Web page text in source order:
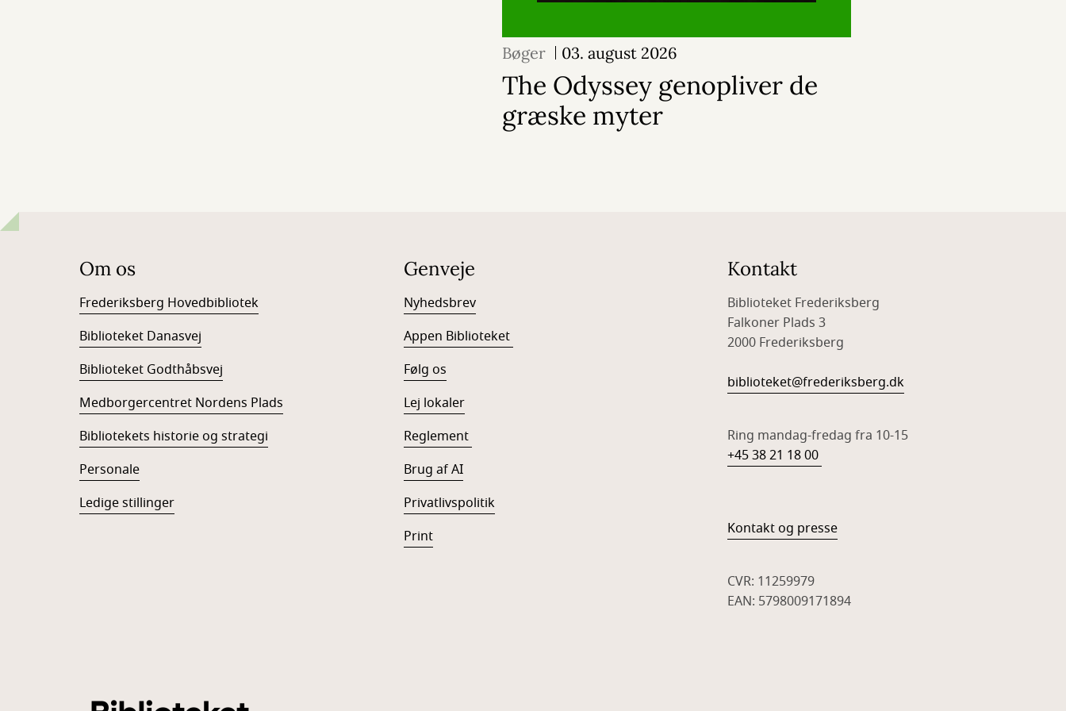
Bøger 03. august 2026
The Odyssey genopliver de
græske myter
Om os
Frederiksberg Hovedbibliotek
Biblioteket Danasvej
Biblioteket Godthåbsvej
Medborgercentret Nordens Plads
Bibliotekets historie og strategi
Personale
Ledige stillinger
Genveje
Nyhedsbrev
Appen Biblioteket
Følg os
Lej lokaler
Reglement
Brug af AI
Privatlivspolitik
Print
Kontakt
Biblioteket Frederiksberg
Falkoner Plads 3
2000 Frederiksberg
biblioteket@frederiksberg.dk
Ring mandag-fredag fra 10-15
+45 38 21 18 00
Kontakt og presse
CVR: 11259979
EAN: 5798009171894